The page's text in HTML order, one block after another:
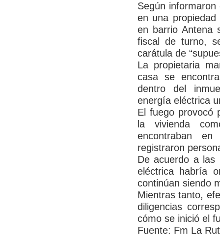
Según
en una propiedad
en barrio Antena
fiscal de turno,
carátula de
La propietaria
casa se
dentro del
energía eléctrica
El fuego provocó
la vivienda
encontraban
registraron
De acuerdo a las
eléctrica habría
continúan siendo
Mientras tanto,
diligencias
cómo se inició el
Fuente: Fm La